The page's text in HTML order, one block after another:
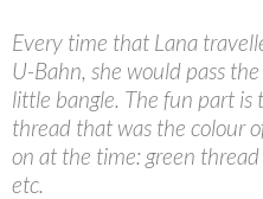
Every time that Lana
U-Bahn, she would pass
little bangle. The fun part is
thread that was the colour
on at the time: green
etc.